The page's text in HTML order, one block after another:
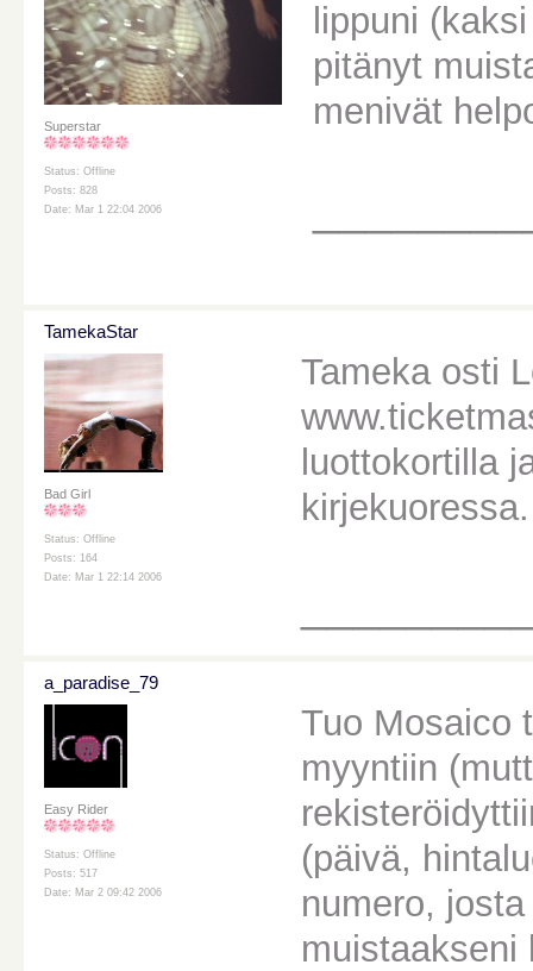
Superstar
Status: Offline
Posts: 828
Date: Mar 1 22:04 2006
lippuni
pitänyt
menivät
TamekaStar
Bad Girl
Status: Offline
Posts: 164
Date: Mar 1 22:14 2006
Tameka osti
luottokortilla
a_paradise_79
Easy Rider
Status: Offline
Posts: 517
Date: Mar 2 09:42 2006
Tuo Mosaico
myyntiin
(päivä,
numero,
muistaakseni